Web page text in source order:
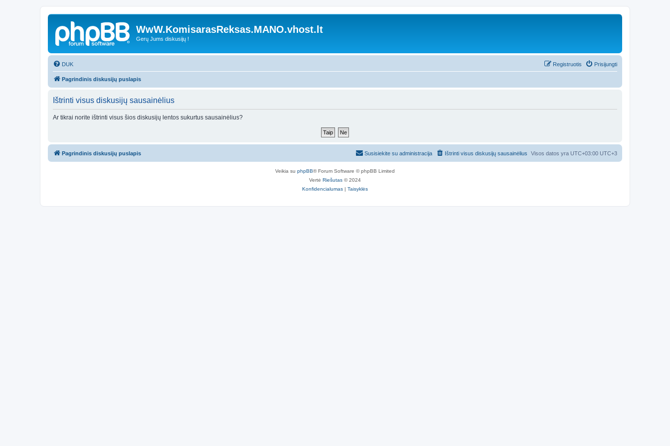
WwW.KomisarasReksas.MANO.vhost.lt
Gerų Jums diskusijų !
DUK Prisijungti
Registruotis
Pagrindinis diskusijų puslapis
Ištrinti visus diskusijų sausainėlius
Ar tikrai norite ištrinti visus šios diskusijų lentos sukurtus sausainėlius?
Pagrindinis diskusijų puslapis Visos datos yra UTC+03:00 UTC+3
Ištrinti visus diskusijų sausainėlius
Susisiekite su administracija
Veikia su phpBB® Forum Software © phpBB Limited
Vertė Riešutas © 2024
Konfidencialumas | Taisyklės